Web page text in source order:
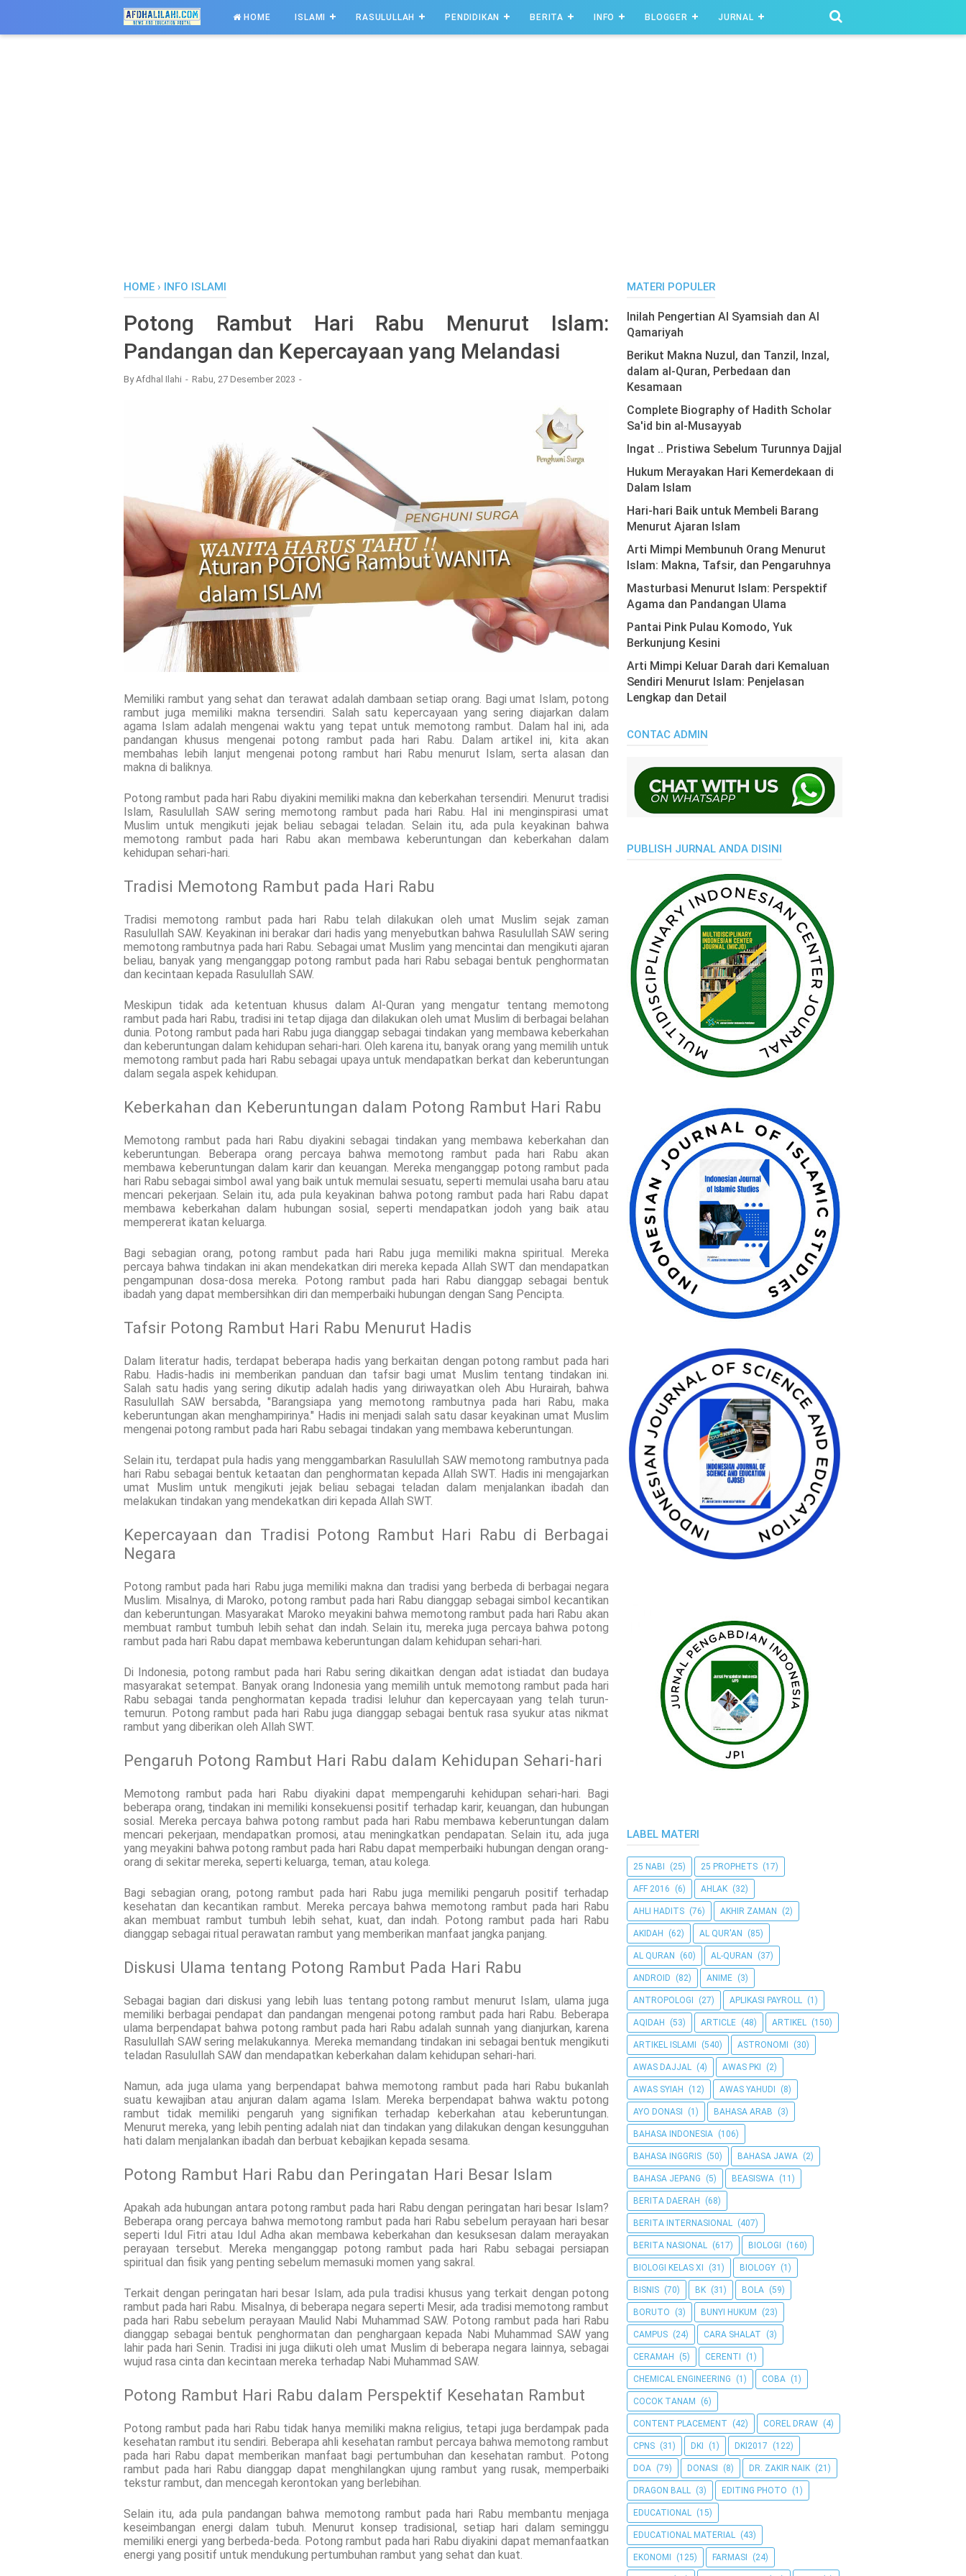
HOME ISLAMI RASULULLAH PENDIDIKAN BERITA INFO BLOGGER JURNAL
HOME › INFO ISLAMI
Potong Rambut Hari Rabu Menurut Islam:
Pandangan dan Kepercayaan yang Melandasi
ByAfdhal Ilahi Rabu, 27 Desember 2023
Memiliki rambut yang sehat dan terawat adalah dambaan setiap orang. Bagi umat Islam, potong
rambut juga memiliki makna tersendiri. Salah satu kepercayaan yang sering diajarkan dalam
agama Islam adalah mengenai waktu yang tepat untuk memotong rambut. Dalam hal ini, ada
pandangan khusus mengenai potong rambut pada hari Rabu. Dalam artikel ini, kita akan
membahas lebih lanjut mengenai potong rambut hari Rabu menurut Islam, serta alasan dan
makna di baliknya.
Potong rambut pada hari Rabu diyakini memiliki makna dan keberkahan tersendiri. Menurut tradisi
Islam, Rasulullah SAW sering memotong rambut pada hari Rabu. Hal ini menginspirasi umat
Muslim untuk mengikuti jejak beliau sebagai teladan. Selain itu, ada pula keyakinan bahwa
memotong rambut pada hari Rabu akan membawa keberuntungan dan keberkahan dalam
kehidupan sehari-hari.
Tradisi Memotong Rambut pada Hari Rabu
Tradisi memotong rambut pada hari Rabu telah dilakukan oleh umat Muslim sejak zaman
Rasulullah SAW. Keyakinan ini berakar dari hadis yang menyebutkan bahwa Rasulullah SAW sering
memotong rambutnya pada hari Rabu. Sebagai umat Muslim yang mencintai dan mengikuti ajaran
beliau, banyak yang menganggap potong rambut pada hari Rabu sebagai bentuk penghormatan
dan kecintaan kepada Rasulullah SAW.
Meskipun tidak ada ketentuan khusus dalam Al-Quran yang mengatur tentang memotong
rambut pada hari Rabu, tradisi ini tetap dijaga dan dilakukan oleh umat Muslim di berbagai belahan
dunia. Potong rambut pada hari Rabu juga dianggap sebagai tindakan yang membawa keberkahan
dan keberuntungan dalam kehidupan sehari-hari. Oleh karena itu, banyak orang yang memilih untuk
memotong rambut pada hari Rabu sebagai upaya untuk mendapatkan berkat dan keberuntungan
dalam segala aspek kehidupan.
Keberkahan dan Keberuntungan dalam Potong Rambut Hari Rabu
Memotong rambut pada hari Rabu diyakini sebagai tindakan yang membawa keberkahan dan
keberuntungan. Beberapa orang percaya bahwa memotong rambut pada hari Rabu akan
membawa keberuntungan dalam karir dan keuangan. Mereka menganggap potong rambut pada
hari Rabu sebagai simbol awal yang baik untuk memulai sesuatu, seperti memulai usaha baru atau
mencari pekerjaan. Selain itu, ada pula keyakinan bahwa potong rambut pada hari Rabu dapat
membawa keberkahan dalam hubungan sosial, seperti mendapatkan jodoh yang baik atau
mempererat ikatan keluarga.
Bagi sebagian orang, potong rambut pada hari Rabu juga memiliki makna spiritual. Mereka
percaya bahwa tindakan ini akan mendekatkan diri mereka kepada Allah SWT dan mendapatkan
pengampunan dosa-dosa mereka. Potong rambut pada hari Rabu dianggap sebagai bentuk
ibadah yang dapat membersihkan diri dan memperbaiki hubungan dengan Sang Pencipta.
Tafsir Potong Rambut Hari Rabu Menurut Hadis
Dalam literatur hadis, terdapat beberapa hadis yang berkaitan dengan potong rambut pada hari
Rabu. Hadis-hadis ini memberikan panduan dan tafsir bagi umat Muslim tentang tindakan ini.
Salah satu hadis yang sering dikutip adalah hadis yang diriwayatkan oleh Abu Hurairah, bahwa
Rasulullah SAW bersabda, "Barangsiapa yang memotong rambutnya pada hari Rabu, maka
keberuntungan akan menghampirinya." Hadis ini menjadi salah satu dasar keyakinan umat Muslim
mengenai potong rambut pada hari Rabu sebagai tindakan yang membawa keberuntungan.
Selain itu, terdapat pula hadis yang menggambarkan Rasulullah SAW memotong rambutnya pada
hari Rabu sebagai bentuk ketaatan dan penghormatan kepada Allah SWT. Hadis ini mengajarkan
umat Muslim untuk mengikuti jejak beliau sebagai teladan dalam menjalankan ibadah dan
melakukan tindakan yang mendekatkan diri kepada Allah SWT.
Kepercayaan dan Tradisi Potong Rambut Hari Rabu di Berbagai
Negara
Potong rambut pada hari Rabu juga memiliki makna dan tradisi yang berbeda di berbagai negara
Muslim. Misalnya, di Maroko, potong rambut pada hari Rabu dianggap sebagai simbol kecantikan
dan keberuntungan. Masyarakat Maroko meyakini bahwa memotong rambut pada hari Rabu akan
membuat rambut tumbuh lebih sehat dan indah. Selain itu, mereka juga percaya bahwa potong
rambut pada hari Rabu dapat membawa keberuntungan dalam kehidupan sehari-hari.
Di Indonesia, potong rambut pada hari Rabu sering dikaitkan dengan adat istiadat dan budaya
masyarakat setempat. Banyak orang Indonesia yang memilih untuk memotong rambut pada hari
Rabu sebagai tanda penghormatan kepada tradisi leluhur dan kepercayaan yang telah turun-
temurun. Potong rambut pada hari Rabu juga dianggap sebagai bentuk rasa syukur atas nikmat
rambut yang diberikan oleh Allah SWT.
Pengaruh Potong Rambut Hari Rabu dalam Kehidupan Sehari-hari
Memotong rambut pada hari Rabu diyakini dapat mempengaruhi kehidupan sehari-hari. Bagi
beberapa orang, tindakan ini memiliki konsekuensi positif terhadap karir, keuangan, dan hubungan
sosial. Mereka percaya bahwa potong rambut pada hari Rabu membawa keberuntungan dalam
mencari pekerjaan, mendapatkan promosi, atau meningkatkan pendapatan. Selain itu, ada juga
yang meyakini bahwa potong rambut pada hari Rabu dapat memperbaiki hubungan dengan orang-
orang di sekitar mereka, seperti keluarga, teman, atau kolega.
Bagi sebagian orang, potong rambut pada hari Rabu juga memiliki pengaruh positif terhadap
kesehatan dan kecantikan rambut. Mereka percaya bahwa memotong rambut pada hari Rabu
akan membuat rambut tumbuh lebih sehat, kuat, dan indah. Potong rambut pada hari Rabu
dianggap sebagai ritual perawatan rambut yang memberikan manfaat jangka panjang.
Diskusi Ulama tentang Potong Rambut Pada Hari Rabu
Sebagai bagian dari diskusi yang lebih luas tentang potong rambut menurut Islam, ulama juga
memiliki berbagai pendapat dan pandangan mengenai potong rambut pada hari Rabu. Beberapa
ulama berpendapat bahwa potong rambut pada hari Rabu adalah sunnah yang dianjurkan, karena
Rasulullah SAW sering melakukannya. Mereka memandang tindakan ini sebagai bentuk mengikuti
teladan Rasulullah SAW dan mendapatkan keberkahan dalam kehidupan sehari-hari.
Namun, ada juga ulama yang berpendapat bahwa memotong rambut pada hari Rabu bukanlah
suatu kewajiban atau anjuran dalam agama Islam. Mereka berpendapat bahwa waktu potong
rambut tidak memiliki pengaruh yang signifikan terhadap keberkahan atau keberuntungan.
Menurut mereka, yang lebih penting adalah niat dan tindakan yang dilakukan dengan kesungguhan
hati dalam menjalankan ibadah dan berbuat kebajikan kepada sesama.
Potong Rambut Hari Rabu dan Peringatan Hari Besar Islam
Apakah ada hubungan antara potong rambut pada hari Rabu dengan peringatan hari besar Islam?
Beberapa orang percaya bahwa memotong rambut pada hari Rabu sebelum perayaan hari besar
seperti Idul Fitri atau Idul Adha akan membawa keberkahan dan kesuksesan dalam merayakan
perayaan tersebut. Mereka menganggap potong rambut pada hari Rabu sebagai persiapan
spiritual dan fisik yang penting sebelum memasuki momen yang sakral.
Terkait dengan peringatan hari besar Islam, ada pula tradisi khusus yang terkait dengan potong
rambut pada hari Rabu. Misalnya, di beberapa negara seperti Mesir, ada tradisi memotong rambut
pada hari Rabu sebelum perayaan Maulid Nabi Muhammad SAW. Potong rambut pada hari Rabu
dianggap sebagai bentuk penghormatan dan penghargaan kepada Nabi Muhammad SAW yang
lahir pada hari Senin. Tradisi ini juga diikuti oleh umat Muslim di beberapa negara lainnya, sebagai
wujud rasa cinta dan kecintaan mereka terhadap Nabi Muhammad SAW.
Potong Rambut Hari Rabu dalam Perspektif Kesehatan Rambut
Potong rambut pada hari Rabu tidak hanya memiliki makna religius, tetapi juga berdampak pada
kesehatan rambut itu sendiri. Beberapa ahli kesehatan rambut percaya bahwa memotong rambut
pada hari Rabu dapat memberikan manfaat bagi pertumbuhan dan kesehatan rambut. Potong
rambut pada hari Rabu dianggap dapat menghilangkan ujung rambut yang rusak, memperbaiki
tekstur rambut, dan mencegah kerontokan yang berlebihan.
Selain itu, ada pula pandangan bahwa memotong rambut pada hari Rabu membantu menjaga
keseimbangan energi dalam tubuh. Menurut konsep tradisional, setiap hari dalam seminggu
memiliki energi yang berbeda-beda. Potong rambut pada hari Rabu diyakini dapat memanfaatkan
energi yang positif untuk mendukung pertumbuhan rambut yang sehat dan kuat.
MATERI POPULER
Inilah Pengertian Al Syamsiah dan Al
Qamariyah
Berikut Makna Nuzul, dan Tanzil, Inzal,
dalam al-Quran, Perbedaan dan
Kesamaan
Complete Biography of Hadith Scholar
Sa'id bin al-Musayyab
Ingat .. Pristiwa Sebelum Turunnya Dajjal
Hukum Merayakan Hari Kemerdekaan di
Dalam Islam
Hari-hari Baik untuk Membeli Barang
Menurut Ajaran Islam
Arti Mimpi Membunuh Orang Menurut
Islam: Makna, Tafsir, dan Pengaruhnya
Masturbasi Menurut Islam: Perspektif
Agama dan Pandangan Ulama
Pantai Pink Pulau Komodo, Yuk
Berkunjung Kesini
Arti Mimpi Keluar Darah dari Kemaluan
Sendiri Menurut Islam: Penjelasan
Lengkap dan Detail
CONTAC ADMIN
PUBLISH JURNAL ANDA DISINI
LABEL MATERI
25 NABI (25) 25 PROPHETS (17)
AFF 2016 (6) AHLAK (32)
AHLI HADITS (76) AKHIR ZAMAN (2)
AKIDAH (62) AL QUR'AN (85)
AL QURAN (60) AL-QURAN (37)
ANDROID (82) ANIME (3)
ANTROPOLOGI (27) APLIKASI PAYROLL (1)
AQIDAH (53) ARTICLE (48) ARTIKEL (150)
ARTIKEL ISLAMI (540) ASTRONOMI (30)
AWAS DAJJAL (4) AWAS PKI (2)
AWAS SYIAH (12) AWAS YAHUDI (8)
AYO DONASI (1) BAHASA ARAB (3)
BAHASA INDONESIA (106)
BAHASA INGGRIS (50) BAHASA JAWA (2)
BAHASA JEPANG (5) BEASISWA (11)
BERITA DAERAH (68)
BERITA INTERNASIONAL (407)
BERITA NASIONAL (617) BIOLOGI (160)
BIOLOGI KELAS XI (31) BIOLOGY (1)
BISNIS (70) BK (31) BOLA (59)
BORUTO (3) BUNYI HUKUM (23)
CAMPUS (24) CARA SHALAT (3)
CERAMAH (5) CERENTI (1)
CHEMICAL ENGINEERING (1) COBA (1)
COCOK TANAM (6)
CONTENT PLACEMENT (42) COREL DRAW (4)
CPNS (31) DKI (1) DKI2017 (122)
DOA (79) DONASI (8) DR. ZAKIR NAIK (21)
DRAGON BALL (3) EDITING PHOTO (1)
EDUCATIONAL (15)
EDUCATIONAL MATERIAL (43)
EKONOMI (125) FARMASI (24)